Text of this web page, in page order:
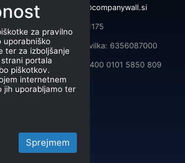
info@companywall.si
DŠ: SI55591175
Matična številka: 6356087000
TRR: SI56 3400 0101 5850 809
za pravilno
uporabniško
ter za izboljšanje
portala
piškotkov.
internetnem
jih uporabljamo ter
Sprejmem